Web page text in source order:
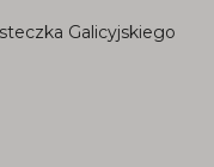
Galicyjskiego